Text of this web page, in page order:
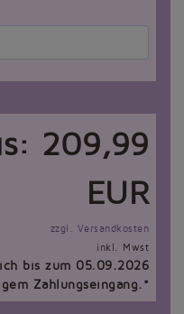
209,99
EUR
zzgl. Versandkosten
inkl. Mwst
bis zum 05.09.2026
Zahlungseingang.*